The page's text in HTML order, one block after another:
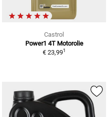
Castrol
Power1 4T Motorolie
€ 23,991